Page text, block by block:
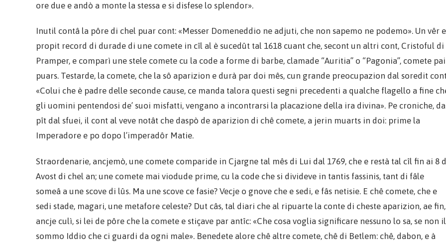
ore due e andò a monte la stessa e si disfese lo splendor».
Inutil contâ la pôre di chel puar cont: «Messer Domeneddio ne adjuti, che non sapemo ne podemo». Un vêr e
propit record di durade di une comete in cîl al è sucedût tal 1618 cuant che, secont un altri cont, Cristoful di
Pramper, e comparì une stele comete cu la code a forme di barbe, clamade “Auritia” o “Pagonia”, comete pai
puars. Testarde, la comete, che la sô aparizion e durà par doi mês, cun grande preocupazion dal soredit
«Colui che è padre delle seconde cause, ce manda talora questi segni precedenti a qualche flagello a fine
gli uomini pentendosi de’ suoi misfatti, vengano a incontrarsi la placazione della ira divina». Pe croniche, da
pît dal sfuei, il cont al veve notât che daspò de aparizion di chê comete, a jerin muarts in doi: prime la
Imperadore e po dopo l’imperadôr Matie.
Straordenarie, ancjemò, une comete comparide in Cjargne tal mês di Lui dal 1769, che e restà tal cîl fin ai 8
Avost di chel an; une comete mai viodude prime, cu la code che si divideve in tantis fassinis, tant di fâle
someâ a une scove di lûs. Ma une scove ce fasie? Vecje o gnove che e sedi, e fâs netisie. E chê comete, che e
sedi stade, magari, une metafore celeste? Dut câs, tal diari che al ripuarte la conte di cheste aparizion, ae fin,
ancje culì, si lei de pôre che la comete e stiçave par antîc: «Che cosa voglia significare nessuno lo sa, se non il
sommo Iddio che ci guardi da ogni male». Benedete alore chê altre comete, chê di Betlem: chê, dabon, e à